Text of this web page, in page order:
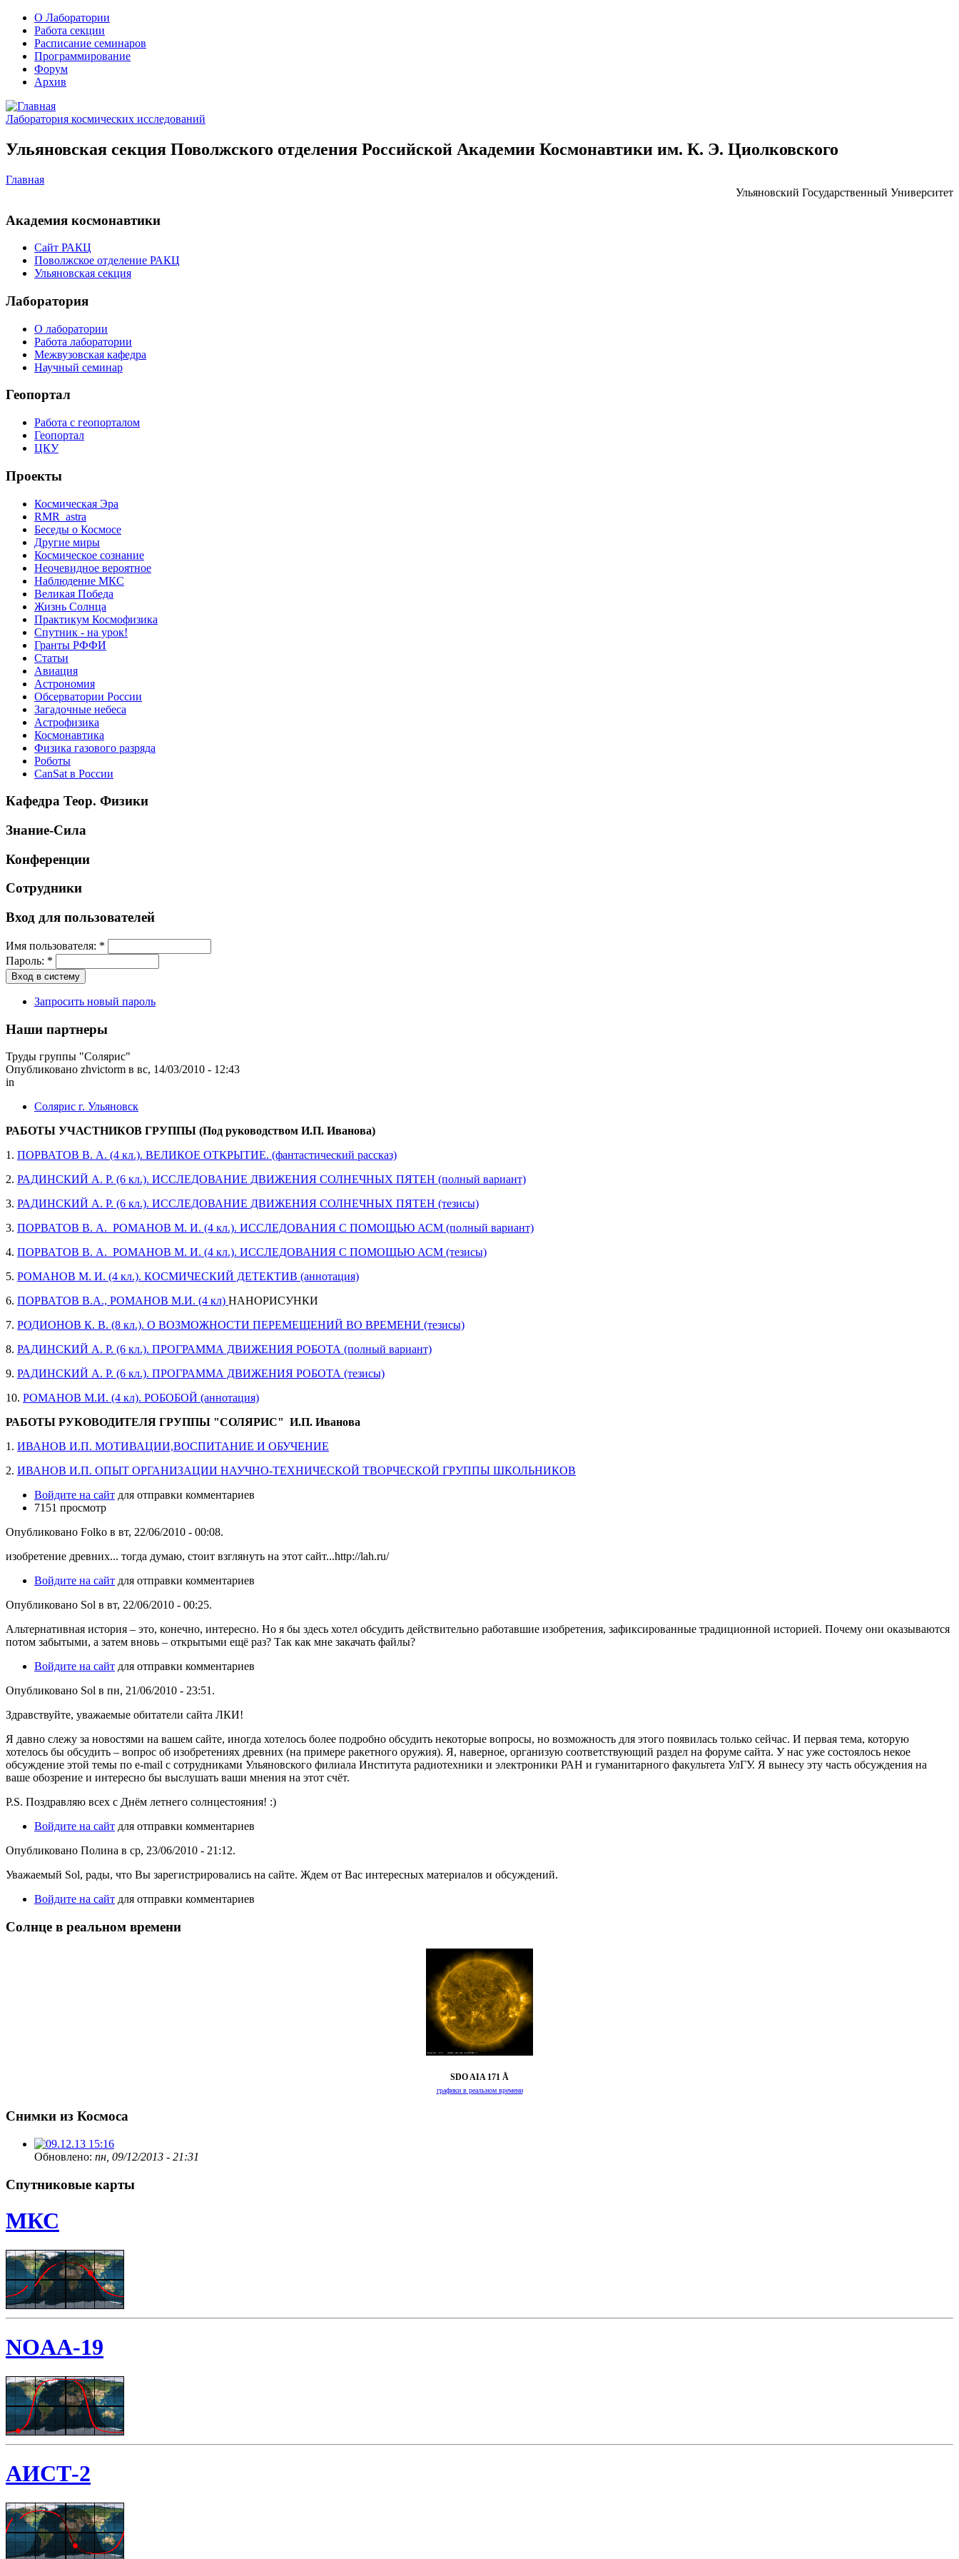
О Лаборатории
Работа секции
Расписание семинаров
Программирование
Форум
Архив
Лаборатория космических исследований
Ульяновская секция Поволжского отделения Российской Академии Космонавтики им. К. Э. Циолковского
Главная
Ульяновский Государственный Университет
Академия космонавтики
Сайт РАКЦ
Поволжское отделение РАКЦ
Ульяновская секция
Лаборатория
О лаборатории
Работа лаборатории
Межвузовская кафедра
Научный семинар
Геопортал
Работа с геопорталом
Геопортал
ЦКУ
Проекты
Космическая Эра
RMR_astra
Беседы о Космосе
Другие миры
Космическое сознание
Неочевидное вероятное
Наблюдение МКС
Великая Победа
Жизнь Солнца
Практикум Космофизика
Спутник - на урок!
Гранты РФФИ
Статьи
Авиация
Астрономия
Обсерватории России
Загадочные небеса
Астрофизика
Космонавтика
Физика газового разряда
Роботы
CanSat в России
Кафедра Теор. Физики
Знание-Сила
Конференции
Сотрудники
Вход для пользователей
Имя пользователя: *
Пароль: *
Запросить новый пароль
Наши партнеры
Труды группы "Солярис"
Опубликовано zhvictorm в вс, 14/03/2010 - 12:43
in
Солярис г. Ульяновск
РАБОТЫ УЧАСТНИКОВ ГРУППЫ (Под руководством И.П. Иванова)
1. ПОРВАТОВ В. А. (4 кл.). ВЕЛИКОЕ ОТКРЫТИЕ. (фантастический рассказ)
2. РАДИНСКИЙ А. Р. (6 кл.). ИССЛЕДОВАНИЕ ДВИЖЕНИЯ СОЛНЕЧНЫХ ПЯТЕН (полный вариант)
3. РАДИНСКИЙ А. Р. (6 кл.). ИССЛЕДОВАНИЕ ДВИЖЕНИЯ СОЛНЕЧНЫХ ПЯТЕН (тезисы)
3. ПОРВАТОВ В. А. РОМАНОВ М. И. (4 кл.). ИССЛЕДОВАНИЯ С ПОМОЩЬЮ АСМ (полный вариант)
4. ПОРВАТОВ В. А. РОМАНОВ М. И. (4 кл.). ИССЛЕДОВАНИЯ С ПОМОЩЬЮ АСМ (тезисы)
5. РОМАНОВ М. И. (4 кл.). КОСМИЧЕСКИЙ ДЕТЕКТИВ (аннотация)
6. ПОРВАТОВ В.А., РОМАНОВ М.И. (4 кл) НАНОРИСУНКИ
7. РОДИОНОВ К. В. (8 кл.). О ВОЗМОЖНОСТИ ПЕРЕМЕЩЕНИЙ ВО ВРЕМЕНИ (тезисы)
8. РАДИНСКИЙ А. Р. (6 кл.). ПРОГРАММА ДВИЖЕНИЯ РОБОТА (полный вариант)
9. РАДИНСКИЙ А. Р. (6 кл.). ПРОГРАММА ДВИЖЕНИЯ РОБОТА (тезисы)
10. РОМАНОВ М.И. (4 кл). РОБОБОЙ (аннотация)
РАБОТЫ РУКОВОДИТЕЛЯ ГРУППЫ "СОЛЯРИС" И.П. Иванова
1. ИВАНОВ И.П. МОТИВАЦИИ,ВОСПИТАНИЕ И ОБУЧЕНИЕ
2. ИВАНОВ И.П. ОПЫТ ОРГАНИЗАЦИИ НАУЧНО-ТЕХНИЧЕСКОЙ ТВОРЧЕСКОЙ ГРУППЫ ШКОЛЬНИКОВ
Войдите на сайт для отправки комментариев
7151 просмотр
Опубликовано Folko в вт, 22/06/2010 - 00:08.
изобретение древних... тогда думаю, стоит взглянуть на этот сайт...http://lah.ru/
Войдите на сайт для отправки комментариев
Опубликовано Sol в вт, 22/06/2010 - 00:25.
Альтернативная история – это, конечно, интересно. Но я бы здесь хотел обсудить действительно работавшие изобретения, зафиксированные традиционной историей. Почему они оказываются
потом забытыми, а затем вновь – открытыми ещё раз? Так как мне закачать файлы?
Войдите на сайт для отправки комментариев
Опубликовано Sol в пн, 21/06/2010 - 23:51.
Здравствуйте, уважаемые обитатели сайта ЛКИ!
Я давно слежу за новостями на вашем сайте, иногда хотелось более подробно обсудить некоторые вопросы, но возможность для этого появилась только сейчас. И первая тема, которую
хотелось бы обсудить – вопрос об изобретениях древних (на примере ракетного оружия). Я, наверное, организую соответствующий раздел на форуме сайта. У нас уже состоялось некое
обсуждение этой темы по e-mail с сотрудниками Ульяновского филиала Института радиотехники и электроники РАН и гуманитарного факультета УлГУ. Я вынесу эту часть обсуждения на
ваше обозрение и интересно бы выслушать ваши мнения на этот счёт.
P.S. Поздравляю всех с Днём летнего солнцестояния! :)
Войдите на сайт для отправки комментариев
Опубликовано Полина в ср, 23/06/2010 - 21:12.
Уважаемый Sol, рады, что Вы зарегистрировались на сайте. Ждем от Вас интересных материалов и обсуждений.
Войдите на сайт для отправки комментариев
Солнце в реальном времени
SDO AIA 171 Å
графики в реальном времени
Снимки из Космоса
Обновлено: пн, 09/12/2013 - 21:31
Спутниковые карты
МКС
NOAA-19
АИСТ-2